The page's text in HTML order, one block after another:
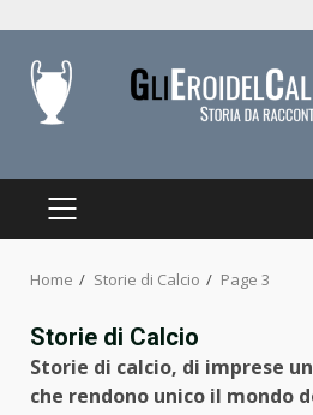
content
PRIMARY
Home Storie di Calcio Page 3
Storie di Calcio
Storie di calcio, di imprese
che rendono unico il mondo